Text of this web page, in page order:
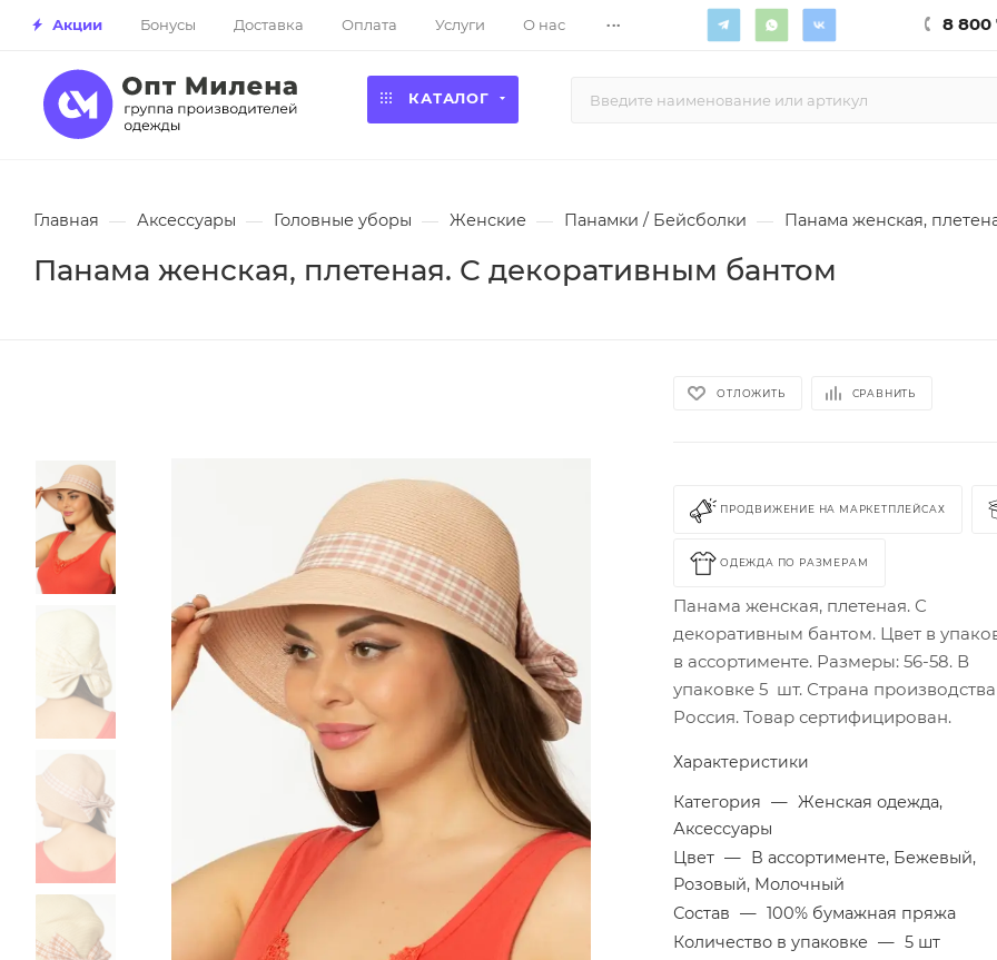
Акции Бонусы Доставка Оплата Услуги О нас ... 8 800
КАТАЛОГ
Главная — Аксессуары — Головные уборы — Женские — Панамки / Бейсболки — Панама женская,
Панама женская, плетеная. С декоративным бантом
ОТЛОЖИТЬ СРАВНИТЬ
ПРОДВИЖЕНИЕ НА МАРКЕТПЛЕЙСАХ
ОДЕЖДА ПО РАЗМЕРАМ
Панама женская, плетеная. С
декоративным бантом. Цвет в
в ассортименте. Размеры: 56-58. В
упаковке 5 шт. Страна
Россия. Товар сертифицирован.
Характеристики
Категория — Женская одежда,
Аксессуары
Цвет — В ассортименте, Бежевый,
Розовый, Молочный
Состав — 100% бумажная пряжа
Количество в упаковке — 5 шт